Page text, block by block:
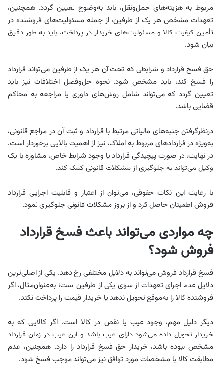
مربوط به هزینه‌های حمل‌ونقل، باید به‌وضوح تعیین گردد. همچنین،
تعهدات مشخص هر یک از طرفین، از جمله مسئولیت‌های فروشنده در
تأمین کیفیت کالا و مسئولیت‌های خریدار در پرداخت، باید به طور دقیق
بیان شود.
حق فسخ قرارداد و شرایطی که تحت آن هر یک از طرفین می‌تواند قرارداد
را فسخ کند، باید مشخص شود. نحوه حل‌وفصل اختلافات نیز باید
تعیین گردد که می‌تواند شامل روش‌های داوری یا مراجعه به محاکم
قضایی باشد.
درنظرگرفتن جنبه‌های مالیاتی مرتبط با قرارداد و ثبت آن در مراجع قانونی،
به‌ویژه در قراردادهای مربوط به املاک، نیز از اهمیت بالایی برخوردار است.
در نهایت، در صورت پیچیدگی قرارداد یا وجود شرایط خاص، مشاوره با یک
وکیل می‌تواند به جلوگیری از مشکلات قانونی کمک کند.
با رعایت این نکات حقوقی، می‌توان از اعتبار و قابلیت اجرایی قرارداد
فروش اطمینان حاصل کرد و از بروز مشکلات قانونی جلوگیری نمود.
چه مواردی می‌تواند باعث فسخ قرارداد
فروش شود؟
فسخ قرارداد فروش می‌تواند به دلایل مختلفی رخ دهد. یکی از اصلی‌ترین
دلایل عدم اجرای تعهدات از سوی یکی از طرفین است؛ به‌عنوان‌مثال، اگر
فروشنده کالا را به‌موقع تحویل ندهد یا خریدار قیمت را پرداخت نکند.
دیگر دلیل مهم، وجود عیب یا نقص در کالا است. اگر کالایی که به
خریدار تحویل داده می‌شود دارای عیب باشد و این عیب در زمان قرارداد
مشخص نبوده باشد، خریدار حق فسخ قرارداد را دارد. همچنین، عدم
مطابقت کالا با مشخصات مورد توافق نیز می‌تواند موجب فسخ شود.